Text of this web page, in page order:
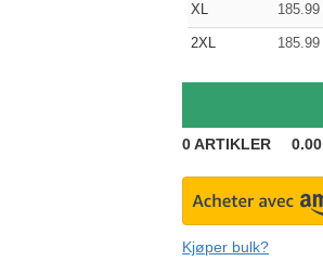
XL 185.99
2XL 185.99
0ARTIKLER 0.00
Kjøper bulk?